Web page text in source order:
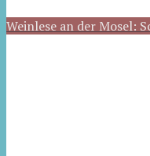
Weinlese an der Mosel: